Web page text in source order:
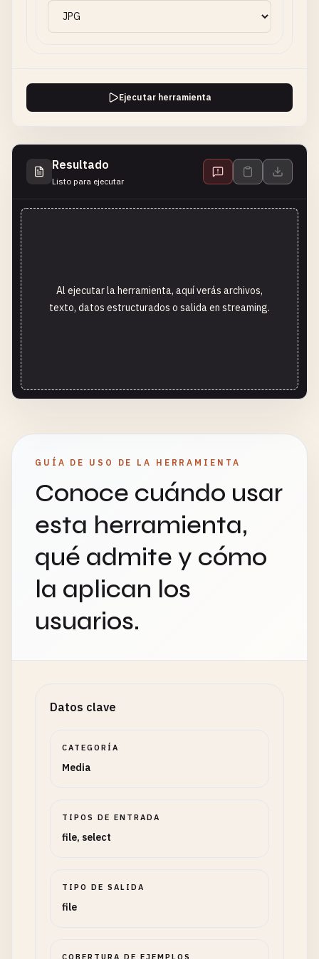
Ejecutar herramienta
Resultado
Listo para ejecutar
Al ejecutar la herramienta, aquí verás archivos,
texto, datos estructurados o salida en streaming.
GUÍA DE USO DE LA HERRAMIENTA
Conoce cuándo usar
esta herramienta,
qué admite y cómo
la aplican los
usuarios.
Datos clave
CATEGORÍA
Media
TIPOS DE ENTRADA
file, select
TIPO DE SALIDA
file
COBERTURA DE EJEMPLOS